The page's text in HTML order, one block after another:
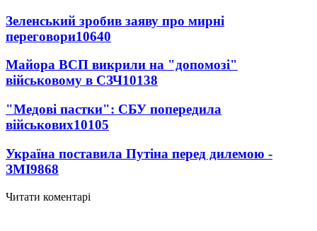
Зеленський зробив заяву про мирні
переговори10640
Майора ВСП викрили на "допомозі"
військовому в СЗЧ10138
"Медові пастки": СБУ попередила
військових10105
Україна поставила Путіна перед дилемою -
ЗМІ9868
Читати коментарі